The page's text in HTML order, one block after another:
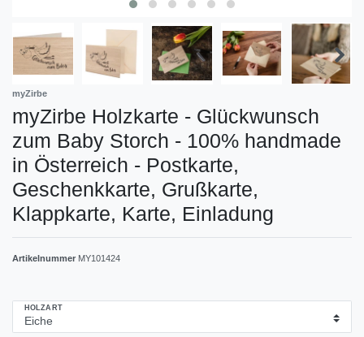
myZirbe
myZirbe Holzkarte - Glückwunsch
zum Baby Storch - 100% handmade
in Österreich - Postkarte,
Geschenkkarte, Grußkarte,
Klappkarte, Karte, Einladung
Artikelnummer MY101424
HOLZART